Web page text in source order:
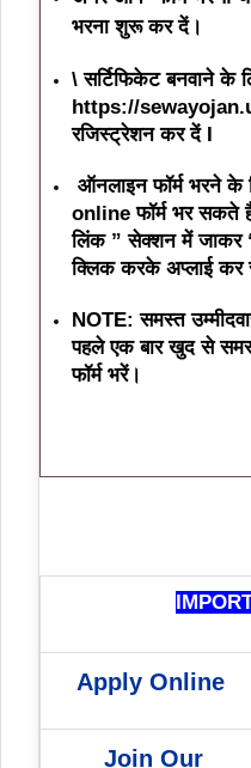
भरना शुरू कर दें।
\ सर्टिफिकेट बनवाने के
https://
रजिस्ट्रेशन कर दें I
ऑनलाइन फॉर्म भरने
online फॉर्म भर सकते
लिंक ” सेक्शन में जाकर
क्लिक करके अप्लाई
NOTE: समस्त
पहले एक बार खुद से
फॉर्म भरें।
Apply Online
Join Our